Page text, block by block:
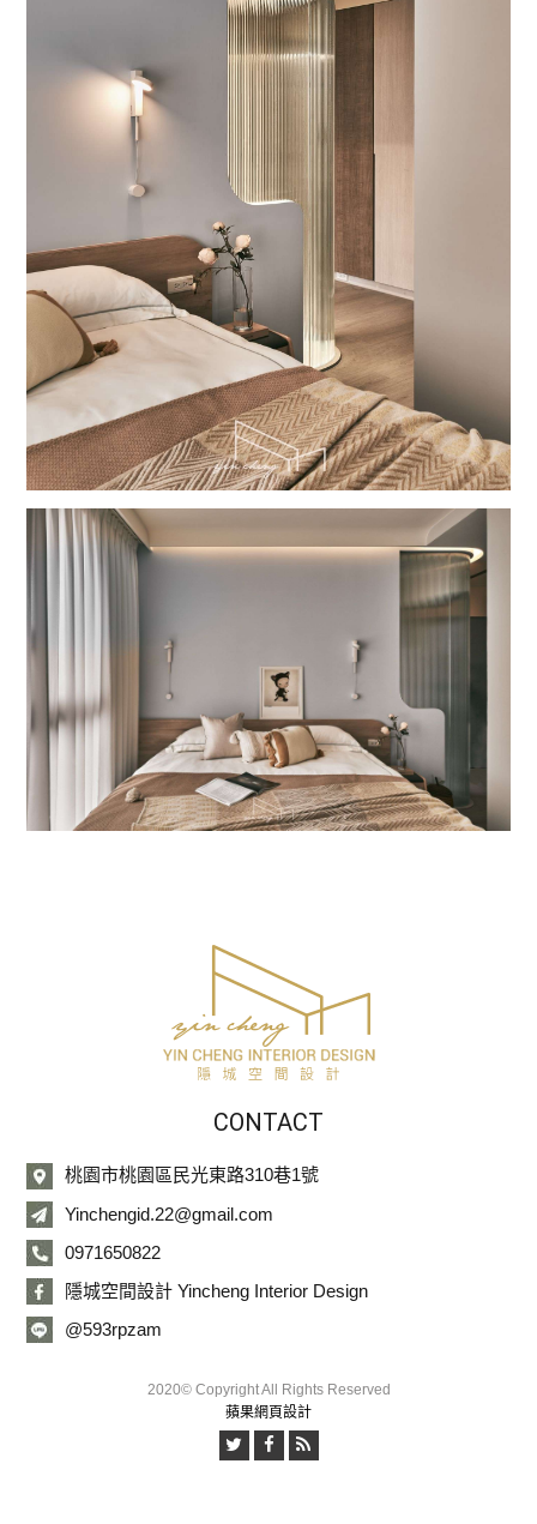
CONTACT
桃園市桃園區民光東路310巷1號
Yinchengid.22@gmail.com
0971650822
隱城空間設計 Yincheng Interior Design
@593rpzam
2020© Copyright All Rights Reserved
蘋果網頁設計